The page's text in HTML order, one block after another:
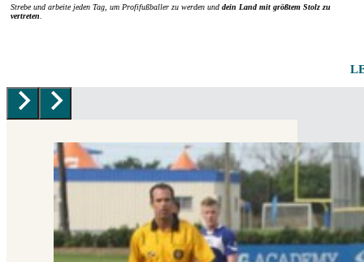
Strebe und arbeite jeden Tag, um Profifußballer zu werden und dein Land mit größtem Stolz zu
vertreten